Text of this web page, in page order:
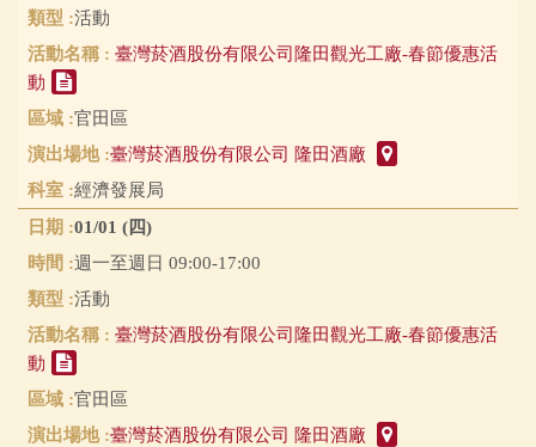
活動
臺灣菸酒股份有限公司隆田觀光工廠-春節優惠活
動
官田區
臺灣菸酒股份有限公司 隆田酒廠
經濟發展局
01/01 (四)
週一至週日 09:00-17:00
活動
臺灣菸酒股份有限公司隆田觀光工廠-春節優惠活
動
官田區
臺灣菸酒股份有限公司 隆田酒廠